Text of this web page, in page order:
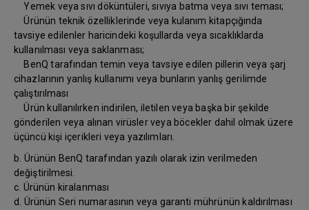
Yemek veya sıvı döküntüleri, sıvıya batma veya sıvı teması;
Ürünün teknik özelliklerinde veya kulanım kitapçığında
tavsiye edilenler haricindeki koşullarda veya sıcaklıklarda
kullanılması veya saklanması;
BenQ tarafından temin veya tavsiye edilen pillerin veya şarj
cihazlarının yanlış kullanımı veya bunların yanlış gerilimde
çalıştırılması
Ürün kullanılırken indirilen, iletilen veya başka bir şekilde
gönderilen veya alınan virüsler veya böcekler dahil olmak üzere
üçüncü kişi içerikleri veya yazılımları.
b. Ürünün BenQ tarafından yazılı olarak izin verilmeden
değiştirilmesi.
c. Ürünün kiralanması
d. Ürünün Seri numarasının veya garanti mührünün kaldırılması